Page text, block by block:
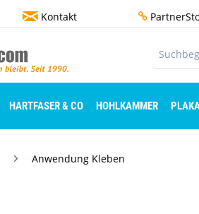
Kontakt
HARTFASER & CO HOHLKAMMER
Anwendung Kleben